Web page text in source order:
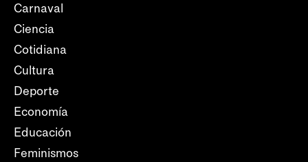
Carnaval
Ciencia
Cotidiana
Cultura
Deporte
Economía
Educación
Feminismos